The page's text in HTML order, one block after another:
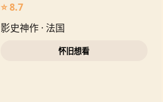
⭐ 8.7
影史神作 · 法国
怀旧想看